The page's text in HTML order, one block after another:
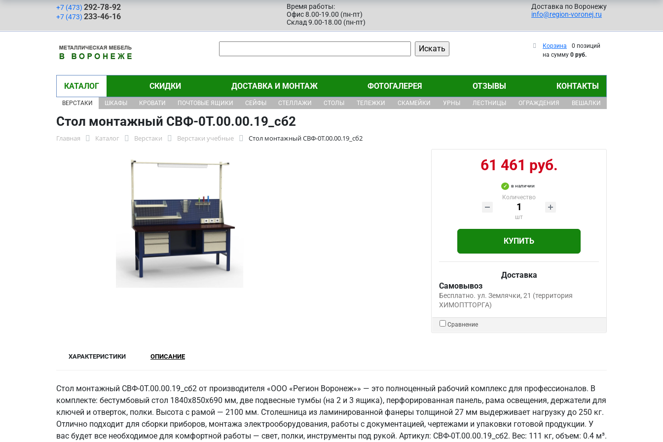
+7 (473) 292-78-92
+7 (473) 233-46-16
Время работы:
Офис 8.00-19.00 (пн-пт)
Склад 9.00-18.00 (пн-пт)
Доставка по Воронежу
info@region-voronej.ru
Корзина
0 позиций
на сумму 0 руб.
КАТАЛОГ СКИДКИ ДОСТАВКА И МОНТАЖ ФОТОГАЛЕРЕЯ ОТЗЫВЫ КОНТАКТЫ
ВЕРСТАКИ ШКАФЫ КРОВАТИ ПОЧТОВЫЕ ЯЩИКИ СЕЙФЫ СТЕЛЛАЖИ СТОЛЫ ТЕЛЕЖКИ СКАМЕЙКИ УРНЫ ЛЕСТНИЦЫ ОГРАЖДЕНИЯ ВЕШАЛКИ
Стол монтажный СВФ-0Т.00.00.19_сб2
Главная Каталог Верстаки Верстаки учебные Стол монтажный СВФ-0Т.00.00.19_сб2
61 461 руб.
в наличии
Количество
шт
КУПИТЬ
Доставка
Самовывоз
Бесплатно. ул. Землячки, 21 (территория
ХИМОПТТОРГА)
Сравнение
ХАРАКТЕРИСТИКИ ОПИСАНИЕ
Стол монтажный СВФ-0Т.00.00.19_сб2 от производителя «ООО «Регион Воронеж»» — это полноценный рабочий комплекс для профессионалов. В
комплекте: бестумбовый стол 1840x850x690 мм, две подвесные тумбы (на 2 и 3 ящика), перфорированная панель, рама освещения, держатели для
ключей и отверток, полки. Высота с рамой — 2100 мм. Столешница из ламинированной фанеры толщиной 27 мм выдерживает нагрузку до 250 кг.
Отлично подходит для сборки приборов, монтажа электрооборудования, работы с документацией, чертежами и упаковки готовой продукции. У
вас будет все необходимое для комфортной работы — свет, полки, инструменты под рукой. Артикул: СВФ-0Т.00.00.19_сб2. Вес: 111 кг, объем: 0.4 м³.